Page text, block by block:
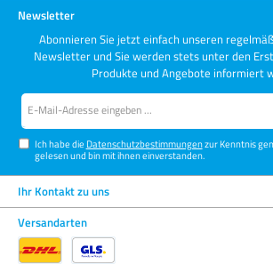
Newsletter
Abonnieren Sie jetzt einfach unseren
Newsletter und Sie werden stets unter den
Produkte und Angebote informiert
Ich habe die Datenschutzbestimmungenzur Kenntnis
gelesen und bin mit ihnen einverstanden.
Ihr Kontakt zu uns
Versandarten